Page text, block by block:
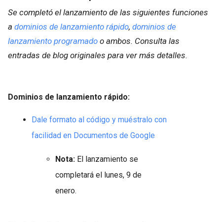
Se completó el lanzamiento de las siguientes funciones
a dominios de lanzamiento rápido, dominios de
lanzamiento programado o ambos. Consulta las
entradas de blog originales para ver más detalles.
Dominios de lanzamiento rápido:
Dale formato al código y muéstralo con
facilidad en Documentos de Google
Nota: El lanzamiento se
completará el lunes, 9 de
enero.